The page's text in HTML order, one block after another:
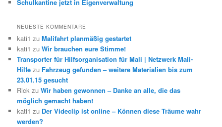
Schulkantine jetzt in Eigenverwaltung
NEUESTE KOMMENTARE
kati1 zuMalifahrt planmäßig gestartet
kati1 zuWir brauchen eure Stimme!
Transporter für Hilfsorganisation für Mali | Netzwerk Mali-
Hilfe zu Fahrzeug gefunden – weitere Materialien bis zum
23.01.15 gesucht
Rick zuWir haben gewonnen – Danke an alle, die das
möglich gemacht haben!
kati1 zu Der Videclip ist online – Können diese Träume wahr
werden?